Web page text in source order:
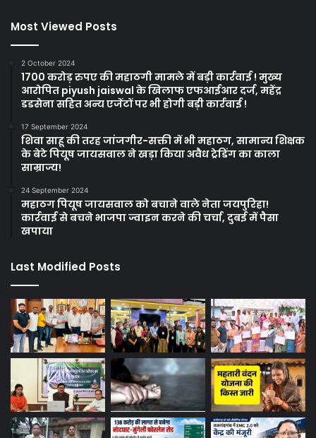
Most Viewed Posts
2 October 2024
1700 करोड़ रुपए की महाठगी मामले में बड़ी कार्रवाई ! मुख्य
आरोपित piyush jaiswal के खिलाफ एफआईआर दर्ज, महेंद्र
डडसेना सहित अन्य एजेंटों पर भी होगी बड़ी कार्रवाई !
17 September 2024
शिवा साहू की तरह जांजगीर-सक्ती में भी महाठग, सामान्य शिक्षक
के बेटे पियूष जायसवाल ने खड़ा किया अवैध ट्रेडिंग का काला
साम्राज्य!
24 September 2024
महाठग पियूष जायसवाल को बचाने वाले नेता जयपुरिहा!
कार्रवाई से बचने भाजपा ज्वाइन करने की चर्चा, दुबई में पैसा
खपाया
Last Modified Posts